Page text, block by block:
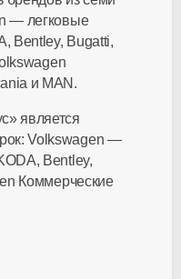
— легковые
Bentley, Bugatti,
и MAN.
является
Volkswagen —
Bentley,
Коммерческие